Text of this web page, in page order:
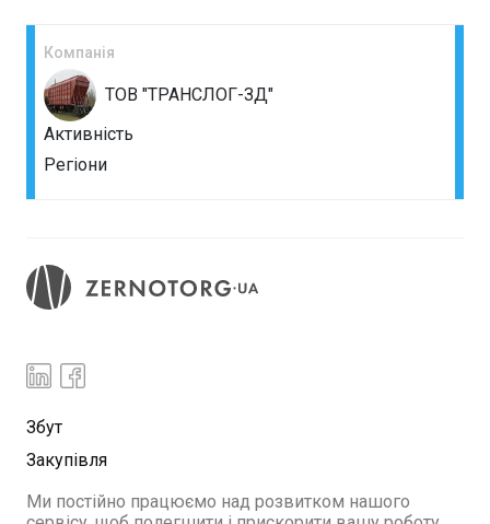
Компанія
ТОВ "ТРАНСЛОГ-ЗД"
Активність
Регіони
Збут
Закупівля
Ми постійно працюємо над розвитком нашого